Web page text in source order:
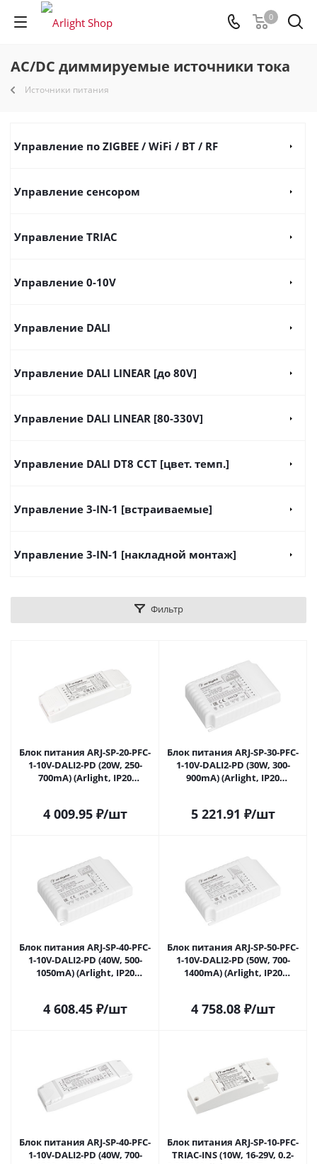
0
AC/DC диммируемые источники тока
Источники питания
Управление по ZIGBEE / WiFi / BT / RF
Управление сенсором
Управление TRIAC
Управление 0-10V
Управление DALI
Управление DALI LINEAR [до 80V]
Управление DALI LINEAR [80-330V]
Управление DALI DT8 CCT [цвет. темп.]
Управление 3-IN-1 [встраиваемые]
Управление 3-IN-1 [накладной монтаж]
Фильтр
Блок питания ARJ-SP-20-PFC-
1-10V-DALI2-PD (20W, 250-
700mA) (Arlight, IP20
4 009.95₽/шт
Блок питания ARJ-SP-30-PFC-
1-10V-DALI2-PD (30W, 300-
900mA) (Arlight, IP20
5 221.91 ₽/шт
Блок питания ARJ-SP-40-PFC-
1-10V-DALI2-PD (40W, 500-
1050mA) (Arlight, IP20
4 608.45₽/шт
Блок питания ARJ-SP-50-PFC-
1-10V-DALI2-PD (50W, 700-
1400mA) (Arlight, IP20
4 758.08₽/шт
Блок питания ARJ-SP-40-PFC-
1-10V-DALI2-PD (40W, 700-
Блок питания ARJ-SP-10-PFC-
TRIAC-INS (10W, 16-29V, 0.2-